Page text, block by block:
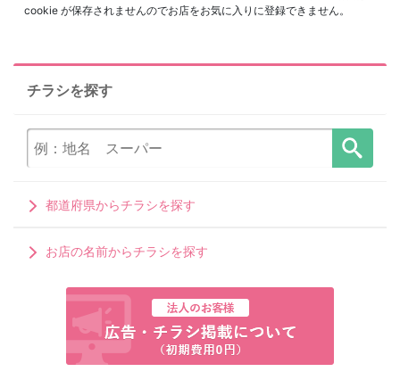
cookie が保存されませんのでお店をお気に入りに登録できません。
チラシを探す
都道府県からチラシを探す
お店の名前からチラシを探す